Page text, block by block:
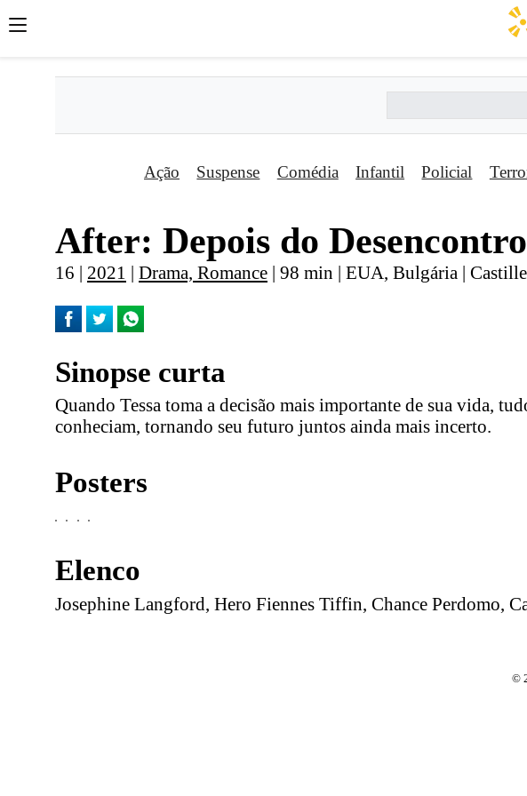
Ação Suspense Comédia Infantil Policial
After: Depois do
16 | 2021 | Drama, Romance | 98 min | EUA, Bulgária |
Sinopse curta
Quando Tessa toma a decisão mais importante de sua vida,
conheciam, tornando seu futuro juntos ainda mais incerto.
Posters
Elenco
Josephine Langford, Hero Fiennes Tiffin, Chance Perdomo,
©